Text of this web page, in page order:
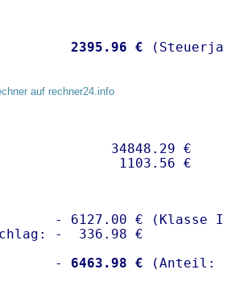
2395.96 €
auf rechner24.info
34848.29 €
- 6127.00 € (Klasse I)
-  336.98 €
-
6463.98 €